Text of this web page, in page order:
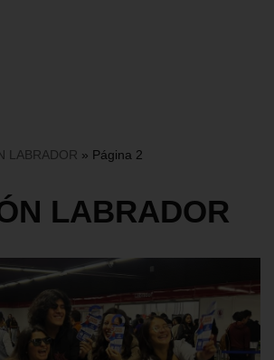
LABRADOR » Página 2
LABRADOR